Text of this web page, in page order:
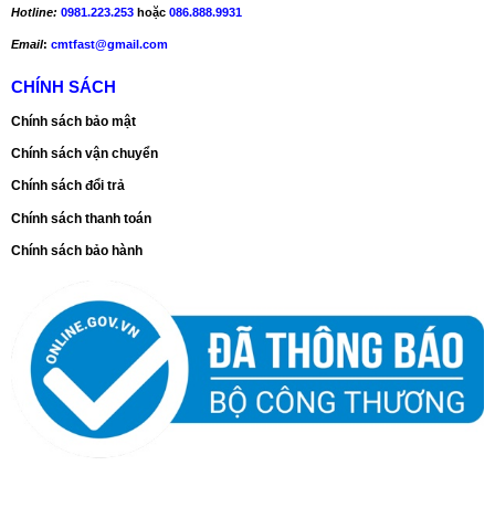
Hotline: 0981.223.253 hoặc086.888.9931
Email: cmtfast@gmail.com
CHÍNH SÁCH
Chính sách bảo mật
Chính sách vận chuyển
Chính sách đổi trả
Chính sách thanh toán
Chính sách bảo hành